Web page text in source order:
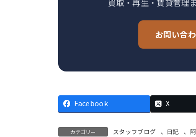
お問い合
Facebook X
カテゴリー スタッフブログ 、 日記 、